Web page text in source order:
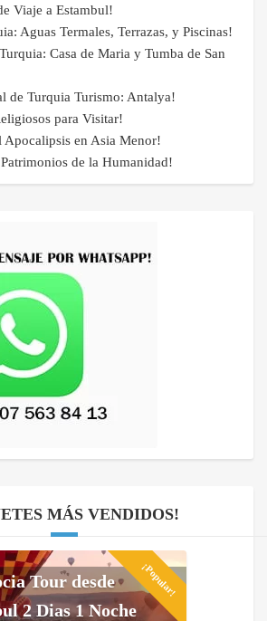
Viaje a Estambul!
Aguas Termales, Terrazas, y Piscinas!
Casa de Maria y Tumba de San
de Turquia Turismo: Antalya!
para Visitar!
Apocalipsis en Asia Menor!
de la Humanidad!
MÁS VENDIDOS!
¡Popular!
Tour desde
2 Dias 1 Noche